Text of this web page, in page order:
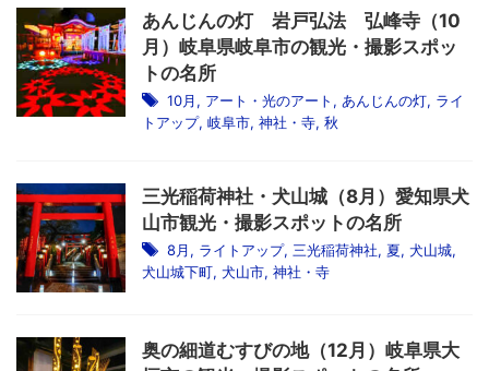
あんじんの灯 岩戸弘法 弘峰寺（10
月）岐阜県岐阜市の観光・撮影スポッ
トの名所
10月, アート・光のアート , あんじんの灯, ライ
トアップ, 岐阜市, 神社・寺, 秋
三光稲荷神社・犬山城（8月）愛知県犬
山市観光・撮影スポットの名所
8月, ライトアップ, 三光稲荷神社, 夏, 犬山城,
犬山城下町, 犬山市, 神社・寺
奥の細道むすびの地（12月）岐阜県大